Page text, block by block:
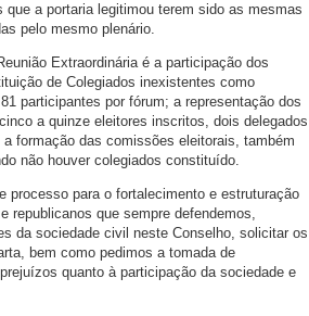
a portaria legitimou terem sido as mesmas
pelo mesmo plenário.
Extraordinária é a participação dos
de Colegiados inexistentes como
participantes por fórum; a representação dos
a quinze eleitores inscritos, dois delegados
formação das comissões eleitorais, também
não houver colegiados constituído.
processo para o fortalecimento e estruturação
republicanos que sempre defendemos,
da sociedade civil neste Conselho, solicitar os
bem como pedimos a tomada de
quanto à participação da sociedade e